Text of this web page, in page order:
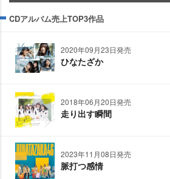
CDアルバム売上TOP3作品
2020年09月23日発売
ひなたざか
2018年06月20日発売
走り出す瞬間
2023年11月08日発売
脈打つ感情